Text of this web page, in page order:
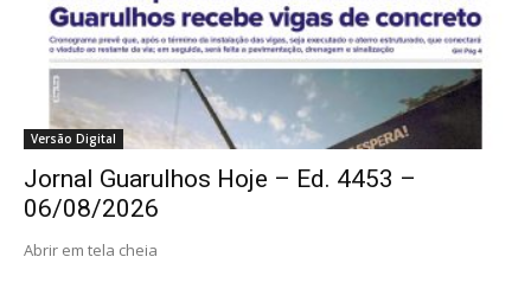
Versão Digital
Jornal Guarulhos Hoje – Ed. 4453 –
06/08/2026
Abrir em tela cheia